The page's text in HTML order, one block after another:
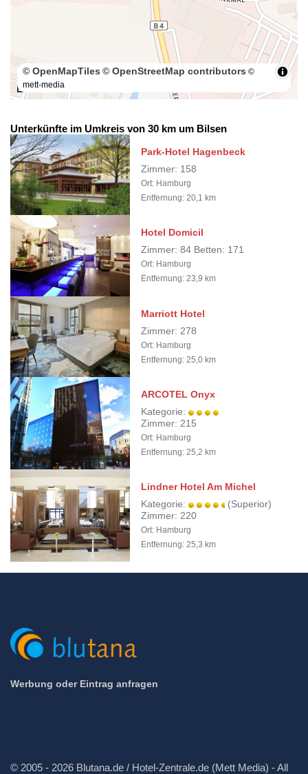
50 m
© OpenMapTiles © OpenStreetMap contributors ©
mett-media
Unterkünfte im Umkreis von 30 km um Bilsen
Park-Hotel Hagenbeck
Zimmer: 158
Ort: Hamburg
Entfernung: 20,1 km
Hotel Domicil
Zimmer: 84 Betten: 171
Ort: Hamburg
Entfernung: 23,9 km
Marriott Hotel
Zimmer: 278
Ort: Hamburg
Entfernung: 25,0 km
ARCOTEL Onyx
Kategorie:
Zimmer: 215
Ort: Hamburg
Entfernung: 25,2 km
Lindner Hotel Am Michel
Kategorie:
(Superior)
Zimmer: 220
Ort: Hamburg
Entfernung: 25,3 km
Werbung oder Eintrag anfragen
© 2005 - 2026 Blutana.de / Hotel-Zentrale.de (Mett Media) - All